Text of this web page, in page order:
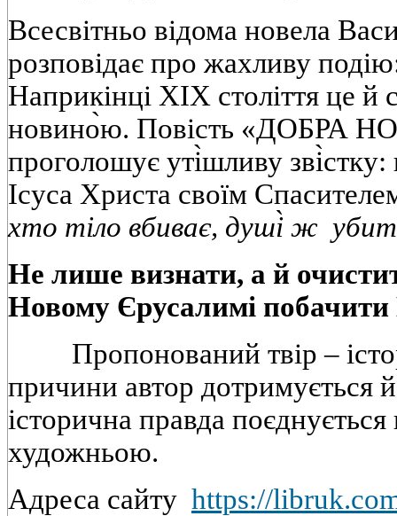
Всесвітньо відома новела
розповідає про жахливу
Наприкінці XIX століття це й
новино̀ю. Повість «ДОБРА
проголошує уті̀шливу
Ісуса Христа своїм
хто тіло вбиває, душі̀ ж
Не лише визнати, а й
Новому Єрусалимі побачити
Пропонований твір –
причини автор дотримується
історична правда
художньою.
Адреса сайту https://